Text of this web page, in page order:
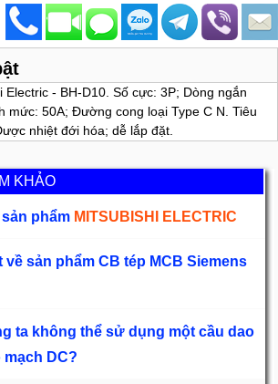
Electric - BH-D10. Số cực: 3P; Dòng ngắn
mức: 50A; Đường cong loại Type C N. Tiêu
nhiệt đới hóa; dễ lắp đặt.
KHẢO
phẩm MITSUBISHI ELECTRIC
về sản phẩm CB tép MCB Siemens
ta không thể sử dụng một cầu dao
mạch DC?